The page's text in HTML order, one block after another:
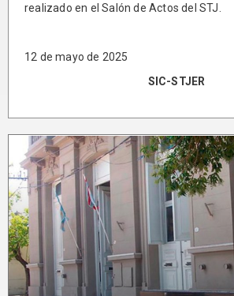
realizado en el Salón de Actos del STJ.
12 de mayo de 2025
SIC-STJER